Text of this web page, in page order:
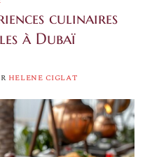
culinaires
à Dubaï
HELENE CIGLAT